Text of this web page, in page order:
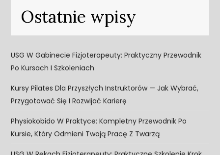
Ostatnie wpisy
USG W Gabinecie Fizjoterapeuty: Praktyczny Przewodnik
Po Kursach I Szkoleniach
Kursy Pilates Dla Przyszłych Instruktorów — Jak Wybrać,
Przygotować Się I Rozwijać Karierę
Physiokobido W Praktyce: Kompletny Przewodnik Po
Kursie, Który Odmieni Twoją Pracę Z Twarzą